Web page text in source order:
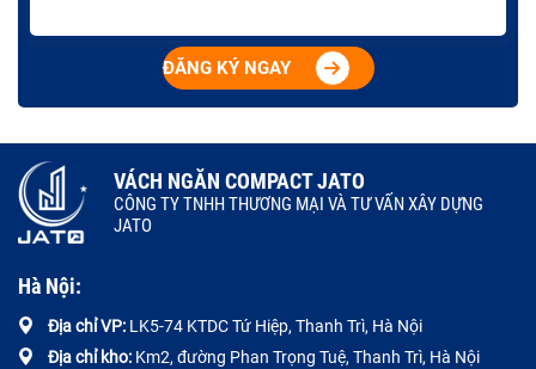
ĐĂNG KÝ NGAY
VÁCH NGĂN COMPACT JATO
CÔNG TY TNHH THƯƠNG MẠI VÀ TƯ VẤN XÂY DỰNG
JATO
Hà Nội:
Địa chỉ VP: LK5-74 KTDC Tứ Hiệp, Thanh Trì, Hà Nội
Địa chỉ kho: Km2, đường Phan Trọng Tuệ, Thanh Trì, Hà Nội